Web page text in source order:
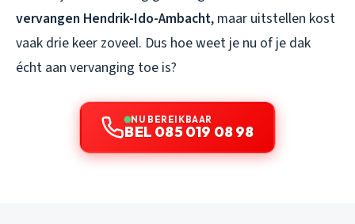
vervangen Hendrik-Ido-Ambacht, maar uitstellen kost
vaak drie keer zoveel. Dus hoe weet je nu of je dak
écht aan vervanging toe is?
NU BEREIKBAAR
BEL 085 019 08 98